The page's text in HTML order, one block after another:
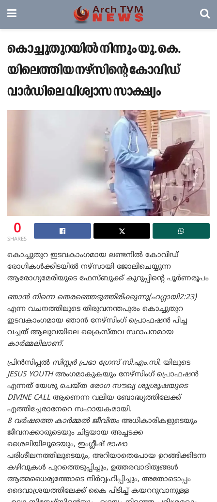
കൊച്ചുതുറയിൽ നിന്നും യു. കെ.
യിലെത്തിയ നഴ്‌സിന്റെ കോവിഡ്
വാർഡിലെ വിശ്വാസ സാക്ഷ്യം
0
SHARES
കൊച്ചുതുറ ഇടവകാംഗമായ ലണ്ടനിൽ കോവിഡ്
രോഗികൾക്കിടയിൽ നഴ്സായി ജോലിചെയ്യുന്ന
ആരോഗ്യമേരിയുടെ ഫേസ്ബുക്ക് കുറുപ്പിന്റെ പൂർണരൂപം
ഞാൻ നിന്നെ തെരഞ്ഞെടുത്തിരിക്കുന്നു(ഹഗ്ഗായി2:23)
എന്ന വചനത്തിലൂടെ തിരുവനന്തപുരം കൊച്ചുതുറ
ഇടവകാംഗമായ ഞാൻ നേഴ്സിംഗ് പ്രൊഫഷൻ പിച്ച
വച്ചത് ആലുവയിലെ ക്രൈസ്തവ സ്ഥാപനമായ
കാർമ്മലിലാണ്.
പ്രിൻസിപ്പൽ സിസ്റ്റർ പ്രഭാ ഗ്രേസ് സി.എം.സി. യിലൂടെ
JESUS YOUTHഅംഗമാകുകയും നേഴ്സിംഗ് പ്രൊഫഷൻ
എന്നത് യേശു ചെയ്ത രോഗ സൗഖ്യ ശുശ്രൂഷയുടെ
DIVINE CALL ആണെന്ന വലിയ ബോദ്ധ്യത്തിലേക്ക്
എത്തിച്ചേരാനേറെ സഹായകമായി.
8 വർഷത്തെ കാർമ്മൽ ജീവിതം അധികാരികളുടെയും
ജീവനക്കാരുടെയും ചിട്ടയായ അച്ചടക്ക
ശൈലിയിലൂടെയും, ഇംഗ്ലീഷ് ഭാഷാ
പരിശീലനത്തിലൂടെയും, അറിയാതെപോയ ഉറങ്ങിക്കിടന്ന
കഴിവുകൾ പുറത്തെടുപ്പിച്ചും, ഉത്തരവാദിത്വങ്ങൾ
ആത്മധൈര്യത്തോടെ നിർവ്വഹിപ്പിച്ചും, അതോടൊപ്പം
ദൈവാശ്രയത്തിലേക്ക് കൈ പിടിച്ച് കയററുവാനുള്ള